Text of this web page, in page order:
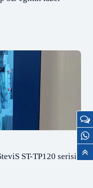
ST-TP120 serisi